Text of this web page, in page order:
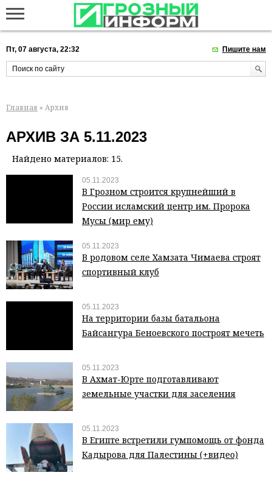
Пт, 07 августа, 22:32 Пишите нам
Главная » Архив
АРХИВ ЗА 5.11.2023
Найдено материалов: 15.
05.11.2023
В Грозном строится крупнейший в
России исламский центр им. Пророка
Мусы (мир ему)
05.11.2023
В родовом селе Хамзата Чимаева строят
спортивный клуб
05.11.2023
На территории базы батальона
Байсангура Беноевского построят мечеть
05.11.2023
В Ахмат-Юрте подготавливают
земельные участки для заселения
05.11.2023
В Египте встретили гумпомощь от фонда
Кадырова для Палестины (+видео)